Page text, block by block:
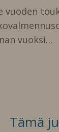
vuoden
vuoksi…
Tämä